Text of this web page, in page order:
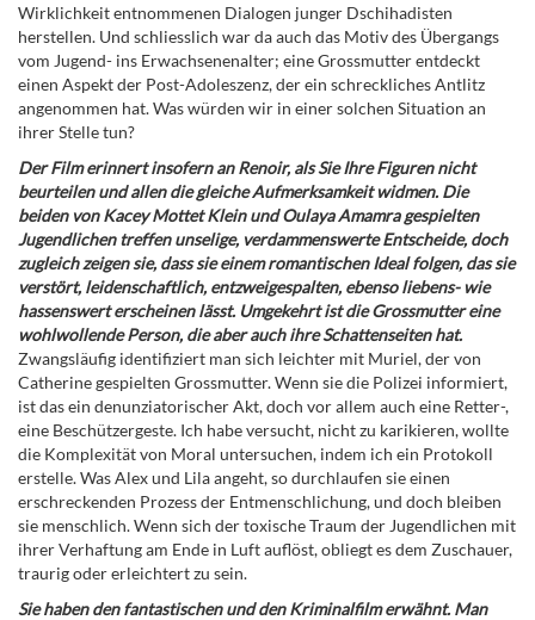
Wirklichkeit entnommenen Dialogen junger Dschihadisten
herstellen. Und schliesslich war da auch das Motiv des Übergangs
vom Jugend- ins Erwachsenenalter; eine Grossmutter entdeckt
einen Aspekt der Post-Adoleszenz, der ein schreckliches Antlitz
angenommen hat. Was würden wir in einer solchen Situation an
ihrer Stelle tun?
Der Film erinnert insofern an Renoir, als Sie Ihre Figuren nicht
beurteilen und allen die gleiche Aufmerksamkeit widmen. Die
beiden von Kacey Mottet Klein und Oulaya Amamra gespielten
Jugendlichen treffen unselige, verdammenswerte Entscheide, doch
zugleich zeigen sie, dass sie einem romantischen Ideal folgen, das sie
verstört, leidenschaftlich, entzweigespalten, ebenso liebens- wie
hassenswert erscheinen lässt. Umgekehrt ist die Grossmutter eine
wohlwollende Person, die aber auch ihre Schattenseiten hat.
Zwangsläufig identifiziert man sich leichter mit Muriel, der von
Catherine gespielten Grossmutter. Wenn sie die Polizei informiert,
ist das ein denunziatorischer Akt, doch vor allem auch eine Retter-,
eine Beschützergeste. Ich habe versucht, nicht zu karikieren, wollte
die Komplexität von Moral untersuchen, indem ich ein Protokoll
erstelle. Was Alex und Lila angeht, so durchlaufen sie einen
erschreckenden Prozess der Entmenschlichung, und doch bleiben
sie menschlich. Wenn sich der toxische Traum der Jugendlichen mit
ihrer Verhaftung am Ende in Luft auflöst, obliegt es dem Zuschauer,
traurig oder erleichtert zu sein.
Sie haben den fantastischen und den Kriminalfilm erwähnt. Man